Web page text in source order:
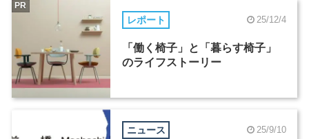
レポート 25/12/4
「働く椅子」と「暮らす椅子」
のライフストーリー
PR
ニュース 25/9/10